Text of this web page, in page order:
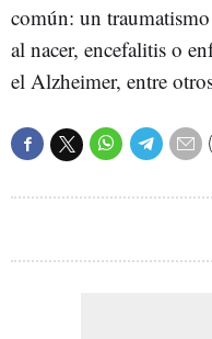
común: un
al nacer, encefalitis o
el Alzheimer, entre